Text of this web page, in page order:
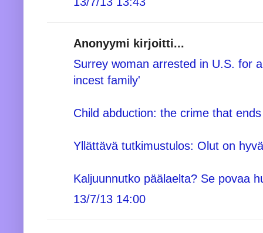
Anonyymi kirjoitti...
Surrey woman arrested in U.S. for
incest family'
Child abduction: the crime that
Yllättävä tutkimustulos: Olut on
Kaljuunnutko päälaelta? Se povaa
13/7/13 14:00